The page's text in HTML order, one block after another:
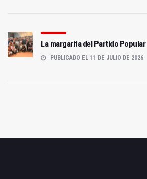
La margarita del Partido Popular
PUBLICADO EL 11 DE JULIO DE 2026